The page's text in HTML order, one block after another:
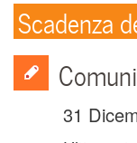
Scadenza
31